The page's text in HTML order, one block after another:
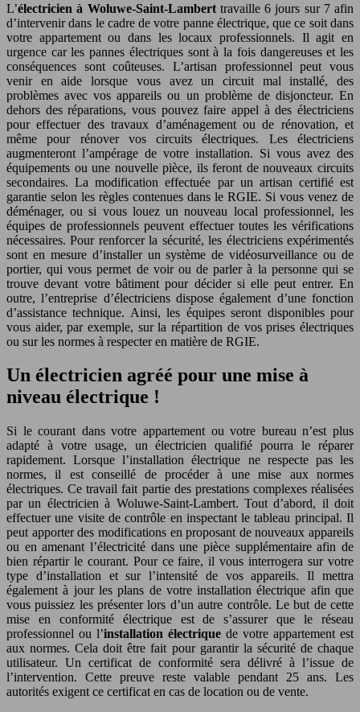
L’électricien à Woluwe-Saint-Lambert travaille 6 jours sur 7 afin
d’intervenir dans le cadre de votre panne électrique, que ce soit dans
votre appartement ou dans les locaux professionnels. Il agit en
urgence car les pannes électriques sont à la fois dangereuses et les
conséquences sont coûteuses. L’artisan professionnel peut vous
venir en aide lorsque vous avez un circuit mal installé, des
problèmes avec vos appareils ou un problème de disjoncteur. En
dehors des réparations, vous pouvez faire appel à des électriciens
pour effectuer des travaux d’aménagement ou de rénovation, et
même pour rénover vos circuits électriques. Les électriciens
augmenteront l’ampérage de votre installation. Si vous avez des
équipements ou une nouvelle pièce, ils feront de nouveaux circuits
secondaires. La modification effectuée par un artisan certifié est
garantie selon les règles contenues dans le RGIE. Si vous venez de
déménager, ou si vous louez un nouveau local professionnel, les
équipes de professionnels peuvent effectuer toutes les vérifications
nécessaires. Pour renforcer la sécurité, les électriciens expérimentés
sont en mesure d’installer un système de vidéosurveillance ou de
portier, qui vous permet de voir ou de parler à la personne qui se
trouve devant votre bâtiment pour décider si elle peut entrer. En
outre, l’entreprise d’électriciens dispose également d’une fonction
d’assistance technique. Ainsi, les équipes seront disponibles pour
vous aider, par exemple, sur la répartition de vos prises électriques
ou sur les normes à respecter en matière de RGIE.
Un électricien agréé pour une mise à
niveau électrique !
Si le courant dans votre appartement ou votre bureau n’est plus
adapté à votre usage, un électricien qualifié pourra le réparer
rapidement. Lorsque l’installation électrique ne respecte pas les
normes, il est conseillé de procéder à une mise aux normes
électriques. Ce travail fait partie des prestations complexes réalisées
par un électricien à Woluwe-Saint-Lambert. Tout d’abord, il doit
effectuer une visite de contrôle en inspectant le tableau principal. Il
peut apporter des modifications en proposant de nouveaux appareils
ou en amenant l’électricité dans une pièce supplémentaire afin de
bien répartir le courant. Pour ce faire, il vous interrogera sur votre
type d’installation et sur l’intensité de vos appareils. Il mettra
également à jour les plans de votre installation électrique afin que
vous puissiez les présenter lors d’un autre contrôle. Le but de cette
mise en conformité électrique est de s’assurer que le réseau
professionnel ou l’installation électrique de votre appartement est
aux normes. Cela doit être fait pour garantir la sécurité de chaque
utilisateur. Un certificat de conformité sera délivré à l’issue de
l’intervention. Cette preuve reste valable pendant 25 ans. Les
autorités exigent ce certificat en cas de location ou de vente.